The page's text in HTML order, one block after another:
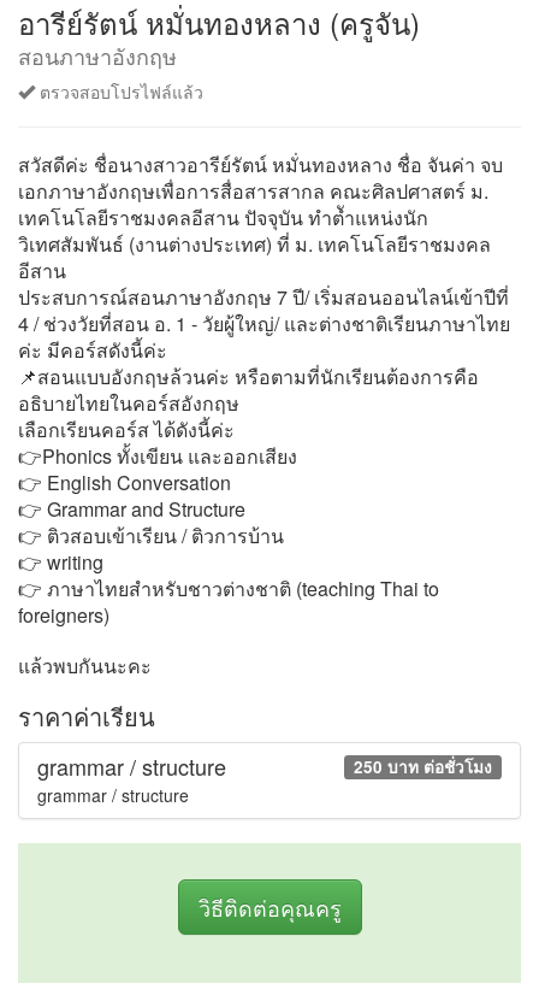
อารีย์รัตน์ หมั่นทองหลาง (ครูจัน)
สอนภาษาอังกฤษ
ตรวจสอบโปรไฟล์แล้ว
สวัสดีค่ะ ชื่อนางสาวอารีย์รัตน์ หมั่นทองหลาง ชื่อ จันค่า จบ
เอกภาษาอังกฤษเพื่อการสื่อสารสากล คณะศิลปศาสตร์ ม.
เทคโนโลยีราชมงคลอีสาน ปัจจุบัน ทำตัำแหน่งนัก
วิเทศสัมพันธ์ (งานต่างประเทศ) ที่ ม. เทคโนโลยีราชมงคล
อีสาน
ประสบการณ์สอนภาษาอังกฤษ 7 ปี/ เริ่มสอนออนไลน์เข้าปีที่
4 / ช่วงวัยที่สอน อ. 1 - วัยผู้ใหญ่/ และต่างชาติเรียนภาษาไทย
ค่ะ มีคอร์สดังนี้ค่ะ
📌สอนแบบอังกฤษล้วนค่ะ หรือตามที่นักเรียนต้องการคือ
อธิบายไทยในคอร์สอังกฤษ
เลือกเรียนคอร์ส ได้ดังนี้ค่ะ
👉Phonics ทั้งเขียน และออกเสียง
👉 English Conversation
👉 Grammar and Structure
👉 ติวสอบเข้าเรียน / ติวการบ้าน
👉 writing
👉 ภาษาไทยสำหรับชาวต่างชาติ (teaching Thai to
foreigners)
แล้วพบกันนะคะ
ราคาค่าเรียน
grammar / structure 250 บาท ต่อชั่วโมง
grammar / structure
วิธีติดต่อคุณครู